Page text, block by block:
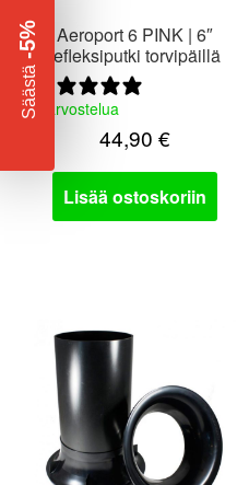
Aeroport 6 PINK | 6″
refleksiputki torvipäillä
0 arvostelua
44,90 €
Lisää ostoskoriin
Säästä
-5%